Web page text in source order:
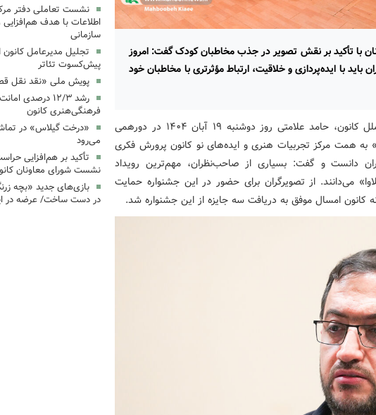
با تأکید بر نقش تصویر در جذب مخاطبان کودک گفت: امروز
باید با ایده‌پردازی و خلاقیت، ارتباط مؤثرتری با مخاطبان خود
به گزارش اداره کل روابط عمومی و امور بین‌الملل کانون، حامد علامتی روز دوشنبه ۱۹ آبان ۱۴۰۴ در دورهمی
همت مرکز تجربیات هنری و ایده‌های نو کانون پرورش فکری
دانست و گفت: بسیاری از صاحب‌نظران، مهم‌ترین رویداد
می‌دانند. از تصویرگران برای حضور در این جشنواره حمایت
امسال موفق به دریافت سه جایزه از این جشنواره شد.
نشست تعاملی دفتر
اطلاعات با هدف
سازمانی
تجلیل مدیرعامل کانون
پیش‌کسوت تئاتر
پویش ملی «نقد نقل
رشد ۱۲/۳ درصدی
فرهنگی‌هنری کانون
«درخت گیلاس» در
می‌رود
تأکید بر هم‌افزایی
نشست شورای معاونان
بازی‌های جدید «بچه
در دست ساخت/ عرضه در